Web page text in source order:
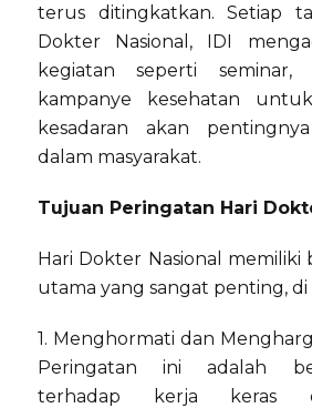
terus ditingkatkan. Setiap
Dokter Nasional, IDI
kegiatan seperti seminar,
kampanye kesehatan
kesadaran akan
dalam masyarakat.
Tujuan Peringatan Hari
Hari Dokter Nasional
utama yang sangat penting, di
1. Menghormati dan
Peringatan ini adalah
terhadap kerja keras